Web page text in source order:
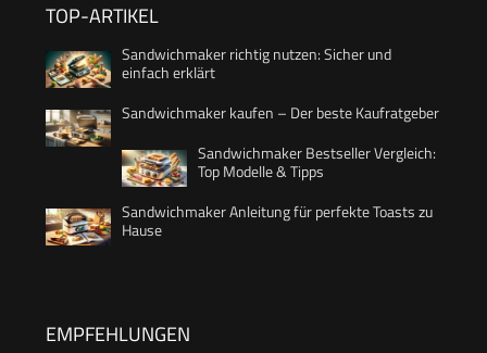
TOP-ARTIKEL
Sandwichmaker richtig nutzen: Sicher und
einfach erklärt
Sandwichmaker kaufen – Der beste Kaufratgeber
Sandwichmaker Bestseller Vergleich:
Top Modelle & Tipps
Sandwichmaker Anleitung für perfekte Toasts zu
Hause
EMPFEHLUNGEN